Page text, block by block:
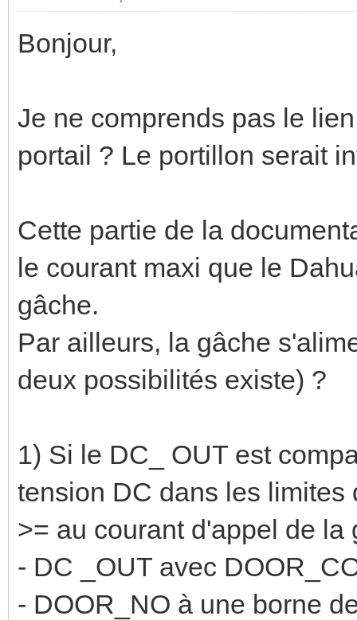
Bonjour,
Je ne comprends pas le
portail ? Le portillon serait
Cette partie de la
le courant maxi que le
gâche.
Par ailleurs, la gâche
deux possibilités existe) ?
1) Si le DC_ OUT est
tension DC dans les
>= au courant d'appel de la
- DC _OUT avec
- DOOR_NO à une borne